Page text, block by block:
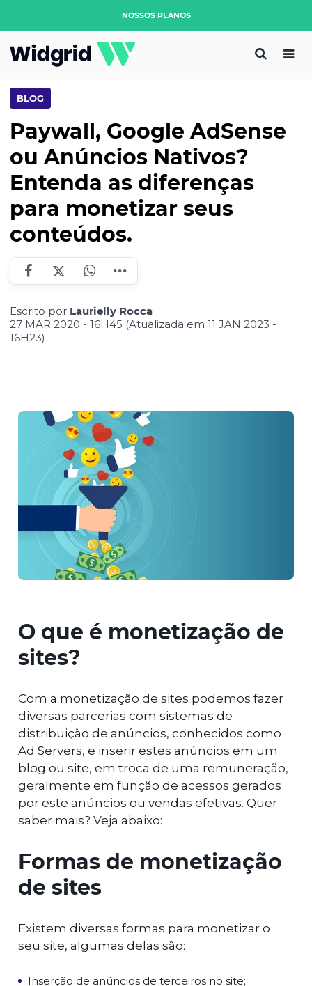
NOSSOS PLANOS
BLOG
Paywall, Google AdSense
ou Anúncios Nativos?
Entenda as diferenças
para monetizar seus
conteúdos.
Escrito por Laurielly Rocca
27 MAR 2020 - 16H45 (Atualizada em 11 JAN 2023 -
16H23)
O que é monetização de
sites?
Com a monetização de sites podemos fazer
diversas parcerias com sistemas de
distribuição de anúncios, conhecidos como
Ad Servers, e inserir estes anúncios em um
blog ou site, em troca de uma remuneração,
geralmente em função de acessos gerados
por este anúncios ou vendas efetivas. Quer
saber mais? Veja abaixo:
Formas de monetização
de sites
Existem diversas formas para monetizar o
seu site, algumas delas são:
Inserção de anúncios de terceiros no site;